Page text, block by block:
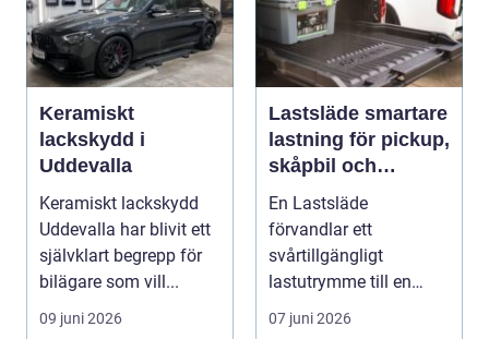
Keramiskt
lackskydd i
Uddevalla
Keramiskt lackskydd
Uddevalla har blivit ett
självklart begrepp för
bilägare som vill...
09 juni 2026
Lastsläde smartare
lastning för pickup,
skåpbil och
personbil
En Lastsläde
förvandlar ett
svårtillgängligt
lastutrymme till en
lättjobbad yta. Genom
07 juni 2026